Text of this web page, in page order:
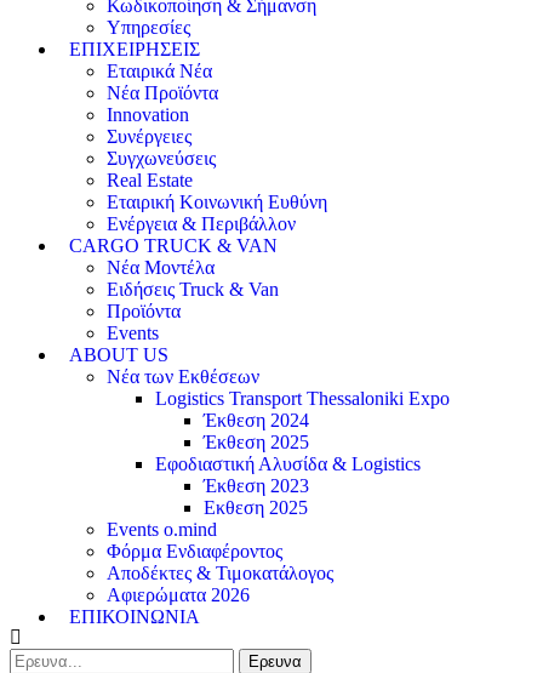
Κωδικοποίηση & Σήμανση
Υπηρεσίες
ΕΠΙΧΕΙΡΗΣΕΙΣ
Εταιρικά Νέα
Νέα Προϊόντα
Innovation
Συνέργειες
Συγχωνεύσεις
Real Estate
Εταιρική Κοινωνική Ευθύνη
Ενέργεια & Περιβάλλον
CARGO TRUCK & VAN
Νέα Μοντέλα
Ειδήσεις Truck & Van
Προϊόντα
Events
ABOUT US
Νέα των Εκθέσεων
Logistics Transport Thessaloniki Expo
Έκθεση 2024
Έκθεση 2025
Εφοδιαστική Αλυσίδα & Logistics
Έκθεση 2023
Εκθεση 2025
Events o.mind
Φόρμα Ενδιαφέροντος
Αποδέκτες & Τιμοκατάλογος
Αφιερώματα 2026
ΕΠΙΚΟΙΝΩΝΙΑ